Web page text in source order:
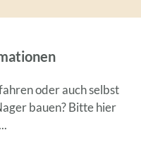
oder auch selbst
bauen? Bitte hier